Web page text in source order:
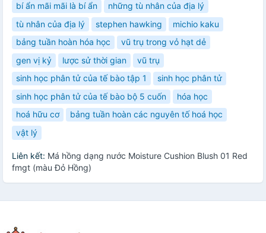
bí ẩn mãi mãi là bí ẩn
những tù nhân của địa lý
tù nhân của địa lý
stephen hawking
michio kaku
bảng tuần hoàn hóa học
vũ trụ trong vỏ hạt dẻ
gen vị kỷ
lược sử thời gian
vũ trụ
sinh học phân tử của tế bào tập 1
sinh học phân tử
sinh học phân tử của tế bào bộ 5 cuốn
hóa học
hoá hữu cơ
bảng tuần hoàn các nguyên tố hoá học
vật lý
Liên kết: Má hồng dạng nước Moisture Cushion Blush 01 Red
fmgt (màu Đỏ Hồng)